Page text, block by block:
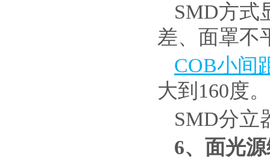
SMD方式
差、面罩不
COB小间
大到160度。
SMD分立
6、面光